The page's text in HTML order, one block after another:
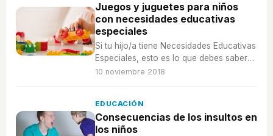
Juegos y juguetes para niños
con necesidades educativas
especiales
Si tu hijo/a tiene Necesidades Educativas
Especiales, esto es lo que debes saber
sobre los juegos y juguetes para ellos.
10 noviembre 2018
EDUCACIÓN
Consecuencias de los insultos en
los niños